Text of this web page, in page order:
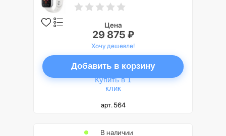
Цена
29 875 ₽
Хочу дешевле!
Добавить в корзину
Купить в 1
клик
арт. 564
В наличии